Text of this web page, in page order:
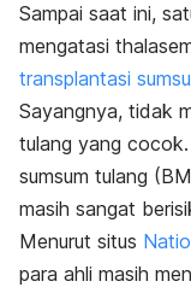
Sampai saat ini,
mengatasi
transplantasi
Sayangnya, tidak
tulang yang
sumsum tulang
masih sangat
Menurut situs
para ahli masih